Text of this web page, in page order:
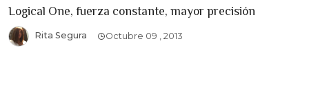
Logical One, fuerza constante, mayor precisión
Rita Segura Octubre 09 , 2013